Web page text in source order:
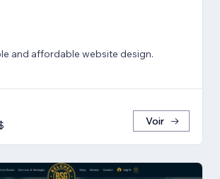
and affordable website design.
Voir